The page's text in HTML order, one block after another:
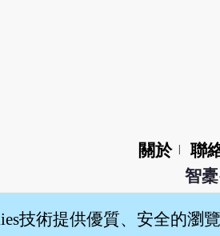
關於 聯
智橐
技術提供優質、安全的瀏